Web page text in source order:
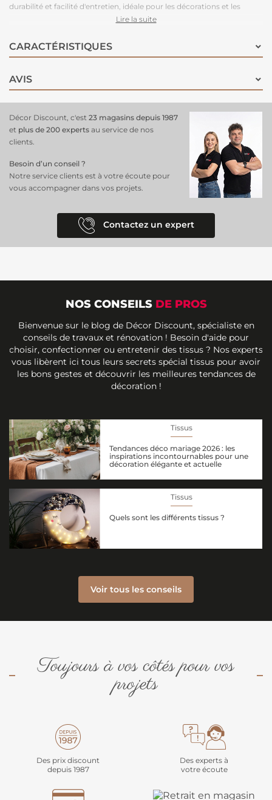
durabilité et facilité d'entretien, idéale pour les décorations et les
. Cette toile polyvalente et réversible est parfaite pour
Lire la suite
CARACTÉRISTIQUES
AVIS
Décor Discount, c'est 23 magasins depuis 1987
et plus de 200 experts au service de nos
clients.
Besoin d’un conseil ?
Notre service clients est à votre écoute pour
vous accompagner dans vos projets.
Contactez un expert
NOS CONSEILS DE PROS
Bienvenue sur le blog de Décor Discount, spécialiste en
conseils de travaux et rénovation ! Besoin d'aide pour
choisir, confectionner ou entretenir des tissus ? Nos experts
vous libèrent ici tous leurs secrets spécial tissus pour avoir
les bons gestes et découvrir les meilleures tendances de
décoration !
Tissus
Tendances déco mariage 2026 : les
inspirations incontournables pour une
décoration élégante et actuelle
Tissus
Quels sont les différents tissus ?
Voir tous les conseils
Toujours à vos côtés pour vos
projets
Des prix discount
depuis 1987
Des experts à
votre écoute